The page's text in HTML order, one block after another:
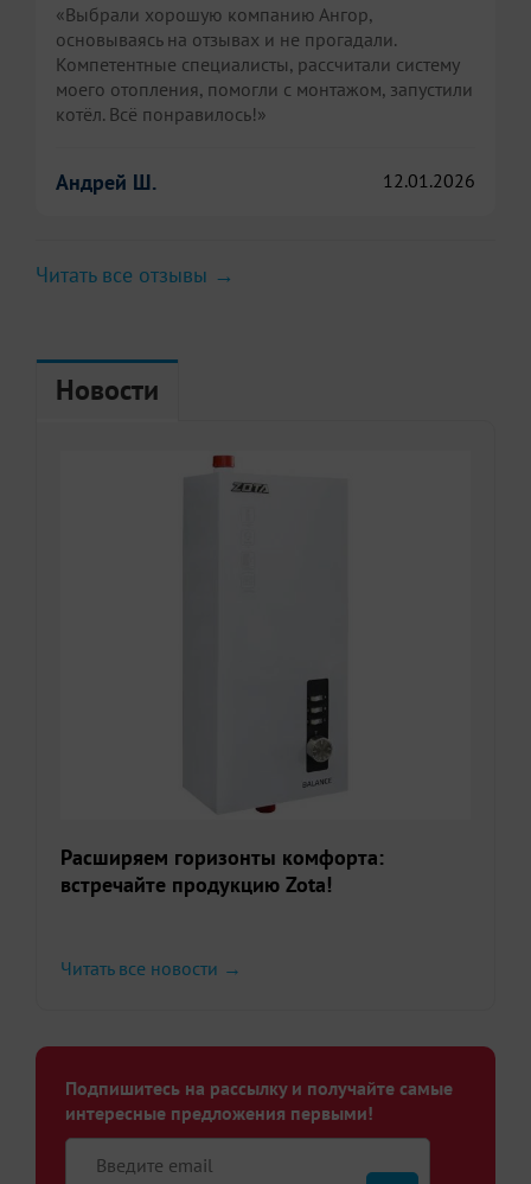
Андрей Ш. 12.01.2026
«Выбрали хорошую компанию Ангор,
основываясь на отзывах и не прогадали.
Компетентные специалисты, рассчитали систему
моего отопления, помогли с монтажом, запустили
котёл. Всё понравилось!»
Читать все отзывы →
Новости
Расширяем горизонты комфорта:
встречайте продукцию Zota!
Читать все новости →
Подпишитесь на рассылку и получайте самые
интересные предложения первыми!
Введите email